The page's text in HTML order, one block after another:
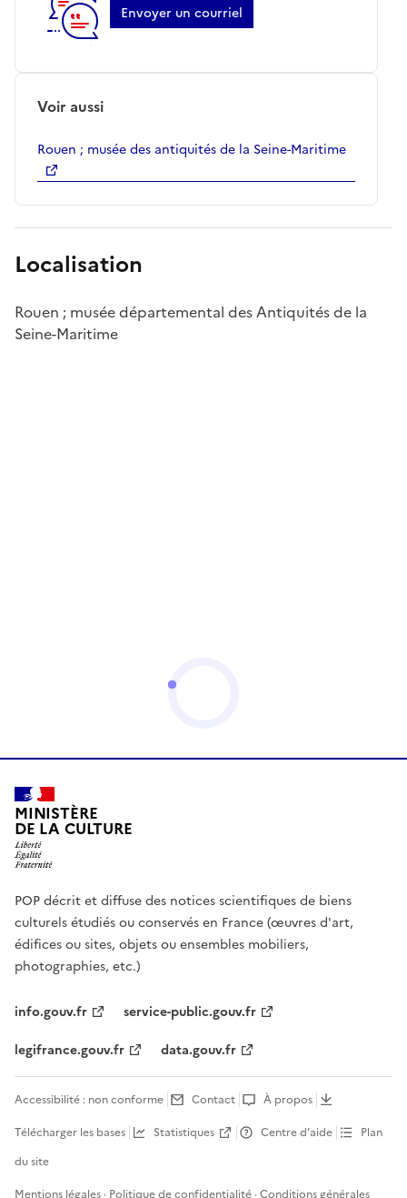
Envoyer un courriel
Voir aussi
Rouen ; musée des antiquités de la Seine-Maritime
Localisation
Rouen ; musée départemental des Antiquités de la
Seine-Maritime
MINISTÈRE
DE LA CULTURE
POP décrit et diffuse des notices scientifiques de biens
culturels étudiés ou conservés en France (œuvres d'art,
édifices ou sites, objets ou ensembles mobiliers,
photographies, etc.)
info.gouv.fr
service-public.gouv.fr
legifrance.gouv.fr
data.gouv.fr
Accessibilité : non conforme Contact
À propos
Télécharger les bases
Statistiques Centre d’aide
Plan
du site
Mentions légales · Politique de confidentialité ·Conditions générales